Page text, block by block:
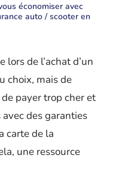
économiser avec
auto / scooter en
lors de l’achat d’un
choix, mais de
payer trop cher et
des garanties
carte de la
une ressource